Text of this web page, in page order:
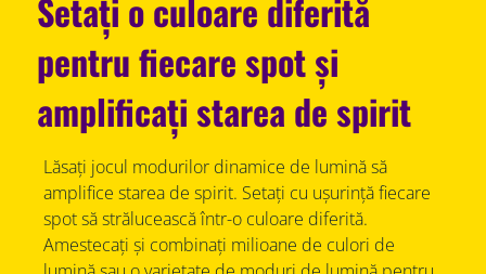
Setați o culoare diferită
pentru fiecare spot și
amplificați starea de spirit
Lăsați jocul modurilor dinamice de lumină să
amplifice starea de spirit. Setați cu ușurință fiecare
spot să strălucească într-o culoare diferită.
Amestecați și combinați milioane de culori de